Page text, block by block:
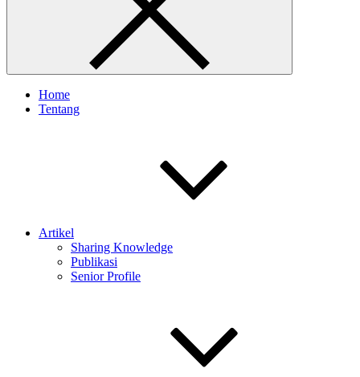
Home
Tentang
Artikel
Sharing Knowledge
Publikasi
Senior Profile